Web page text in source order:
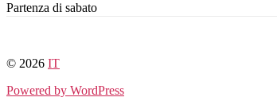
Partenza di sabato
© 2026 IT
Powered by WordPress